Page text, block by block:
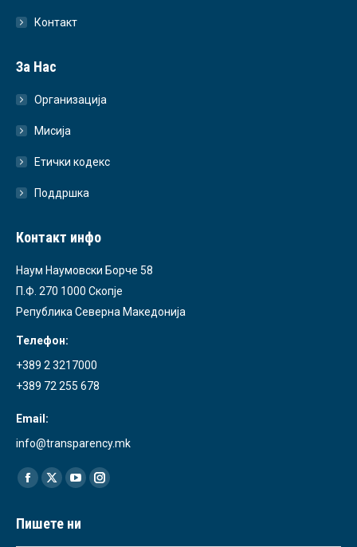
Контакт
За Нас
Организација
Мисија
Етички кодекс
Поддршка
Контакт инфо
Наум Наумовски Борче 58
П.Ф. 270 1000 Скопје
Република Северна Македонија
Телефон:
+389 2 3217000
+389 72 255 678
Email:
info@transparency.mk
Find us on:
Facebook
opens
X
opens
YouTube
opens
Instagram
Пишете ни